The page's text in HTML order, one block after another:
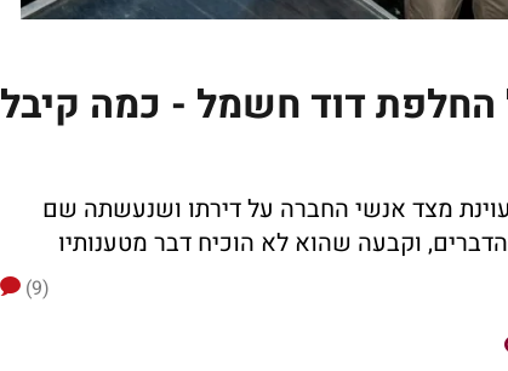
5,800 שקל על החלפת דוד חשמל - כמה קיבל
מצד אנשי החברה על דירתו ושנעשתה שם
וקבעה שהוא לא הוכיח דבר מטענותיו
(9)